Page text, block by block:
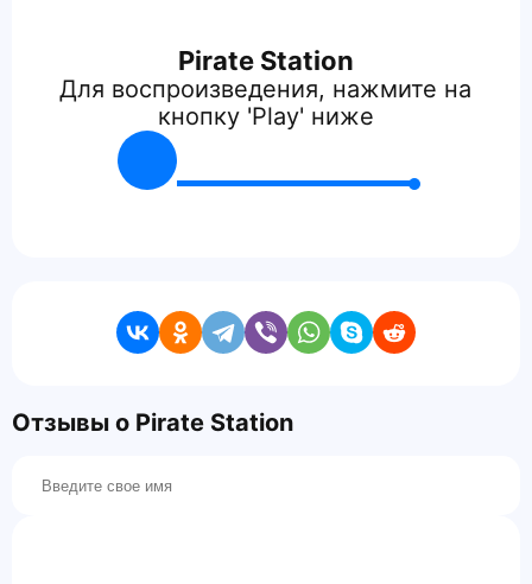
Pirate Station
Для воспроизведения, нажмите на
кнопку 'Play' ниже
Отзывы о Pirate Station